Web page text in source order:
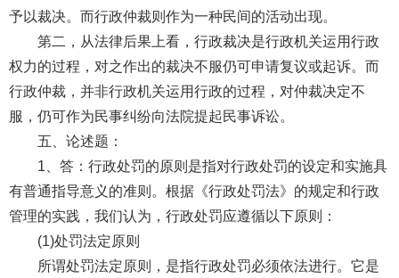
予以裁决。而行政仲裁则作为一种民间的活动出现。
第二，从法律后果上看，行政裁决是行政机关运用行政
权力的过程，对之作出的裁决不服仍可申请复议或起诉。而
行政仲裁，并非行政机关运用行政的过程，对仲裁决定不
服，仍可作为民事纠纷向法院提起民事诉讼。
五、论述题：
1、答：行政处罚的原则是指对行政处罚的设定和实施具
有普通指导意义的准则。根据《行政处罚法》的规定和行政
管理的实践，我们认为，行政处罚应遵循以下原则：
(1)处罚法定原则
所谓处罚法定原则，是指行政处罚必须依法进行。它是